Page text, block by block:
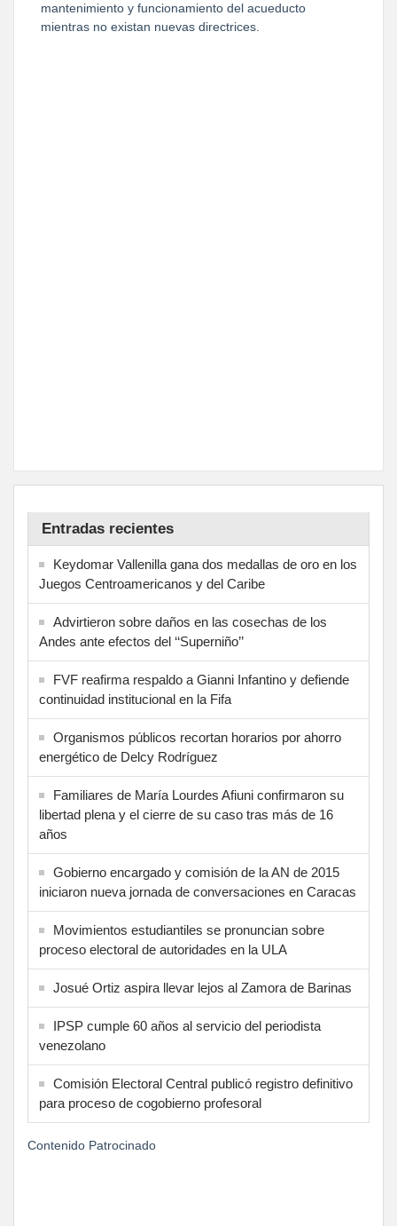
mantenimiento y funcionamiento del acueducto
mientras no existan nuevas directrices.
Entradas recientes
Keydomar Vallenilla gana dos medallas de oro en los
Juegos Centroamericanos y del Caribe
Advirtieron sobre daños en las cosechas de los
Andes ante efectos del ‘‘Superniño’’
FVF reafirma respaldo a Gianni Infantino y defiende
continuidad institucional en la Fifa
Organismos públicos recortan horarios por ahorro
energético de Delcy Rodríguez
Familiares de María Lourdes Afiuni confirmaron su
libertad plena y el cierre de su caso tras más de 16
años
Gobierno encargado y comisión de la AN de 2015
iniciaron nueva jornada de conversaciones en Caracas
Movimientos estudiantiles se pronuncian sobre
proceso electoral de autoridades en la ULA
Josué Ortiz aspira llevar lejos al Zamora de Barinas
IPSP cumple 60 años al servicio del periodista
venezolano
Comisión Electoral Central publicó registro definitivo
para proceso de cogobierno profesoral
Contenido Patrocinado